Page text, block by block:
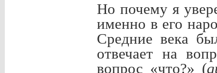
Но почему я
именно в его
Средние века
отвечает на
вопрос «что?» (